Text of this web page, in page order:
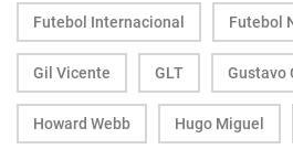
Futebol Internacional Futebol
Gil Vicente GLT Gustavo
Howard Webb Hugo Miguel